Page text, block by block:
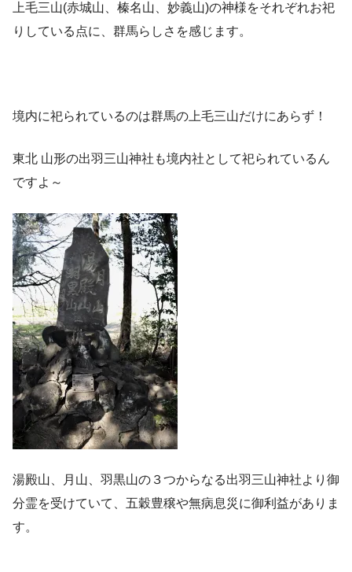
上毛三山(赤城山、榛名山、妙義山)の神様をそれぞれお祀
りしている点に、群馬らしさを感じます。
境内に祀られているのは群馬の上毛三山だけにあらず！
東北 山形の出羽三山神社も境内社として祀られているん
ですよ～
湯殿山、月山、羽黒山の３つからなる出羽三山神社より御
分霊を受けていて、五穀豊穣や無病息災に御利益がありま
す。